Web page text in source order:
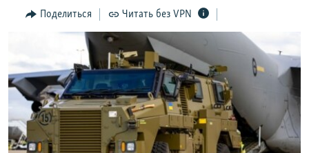
ТЕЛЕПРОЕКТ КРЫМ.РЕАЛИИ
СОВЕТЫ ПРАВОЗАЩИТНИКОВ
ПРОПАВШИЕ БЕЗ ВЕСТИ
ПОБЕДИТЕЛЕЙ НЕ СУДЯТ?
КРЫМ.НЕПОКОРЕННЫЙ
ELIFBE
Українською
Qırımtatar
ПРИСОЕДИНЯЙТЕСЬ!
Поделиться Читать без VPN